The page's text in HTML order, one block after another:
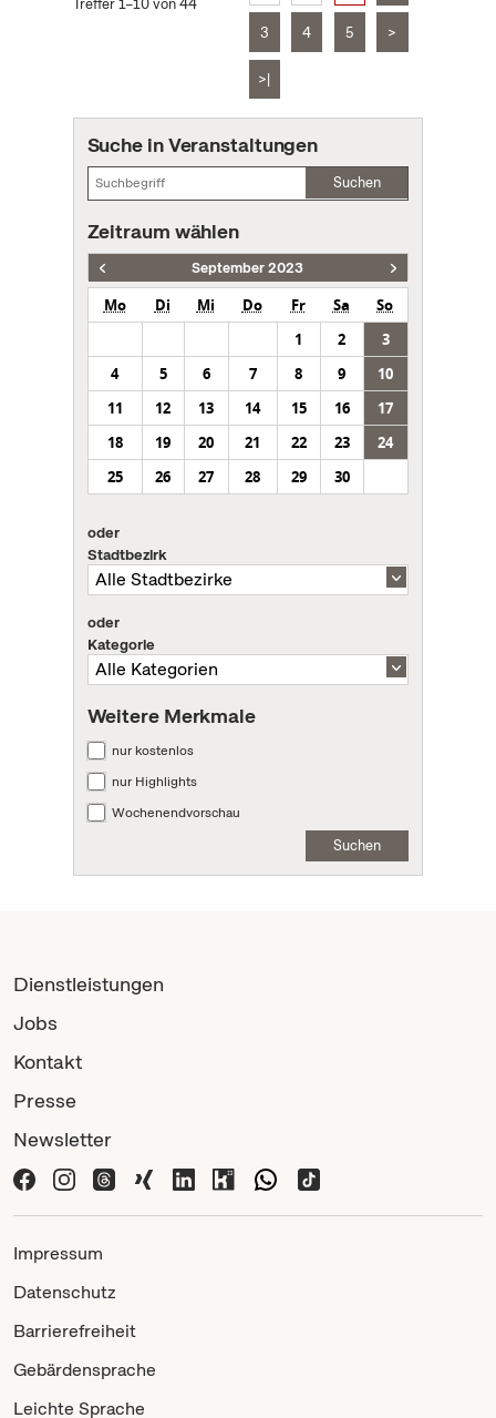
Treffer 1–10 von 44
3 4 5 >
>|
Suche in Veranstaltungen
Suchen
Zeitraum wählen
September 2023
Mo Di Mi Do Fr Sa
So
1
2
3
4
5 6 7 8 9
10
11
12 13 14 15 16
17
18
19 20 21 22 23
24
25
26 27 28 29 30
oder
Stadtbezirk
oder
Kategorie
Weitere Merkmale
nur kostenlos
nur Highlights
Wochenendvorschau
Suchen
Dienstleistungen
Jobs
Kontakt
Presse
Newsletter
Impressum
Datenschutz
Barrierefreiheit
Gebärdensprache
Leichte Sprache